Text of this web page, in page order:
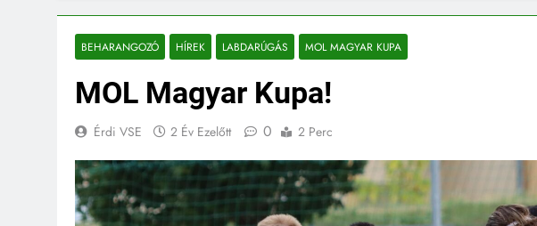
BEHARANGOZÓ HÍREK LABDARÚGÁS MOL MAGYAR KUPA
MOL Magyar Kupa!
Érdi VSE 2 Év Ezelőtt 0 2 Perc